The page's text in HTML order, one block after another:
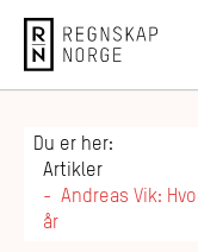
Regnskap
Du er her:
Artikler
Andreas Vik:
år